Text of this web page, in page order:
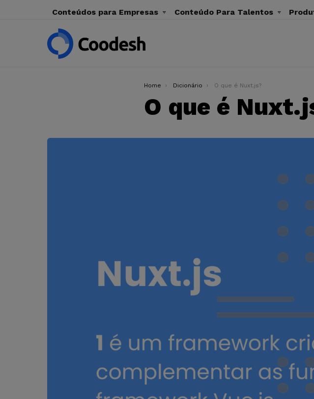
Conteúdos para Empresas Conteúdo Para Talentos
You are here:
Home Dicionário O que é Nuxt.js?
O que é